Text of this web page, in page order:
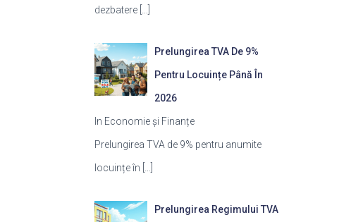
dezbatere
Prelungirea TVA De 9%
Pentru Locuințe Până În
2026
In Economie și Finanțe
Prelungirea TVA de 9% pentru anumite
locuințe în
Prelungirea Regimului TVA